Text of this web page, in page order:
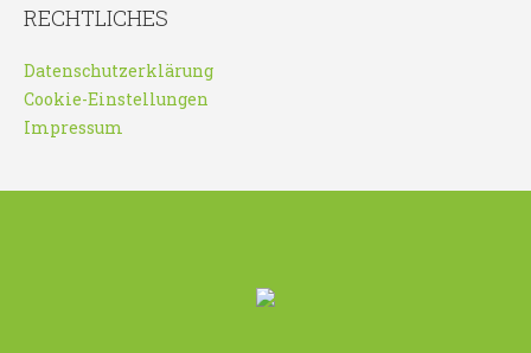
RECHTLICHES
Datenschutzerklärung
Cookie-Einstellungen
Impressum